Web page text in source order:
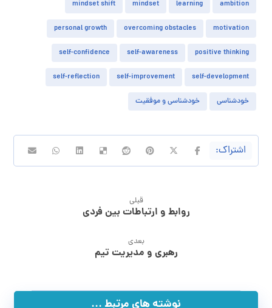
ambition
learning
mindset
mindset shift
motivation
overcoming obstacles
personal growth
positive thinking
self-awareness
self-confidence
self-development
self-improvement
self-reflection
خودشناسی خودشناسی و موفقیت
قبلی
روابط و ارتباطات بین فردی
بعدی
رهبری و مدیریت تیم